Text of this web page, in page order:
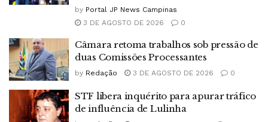
by Portal JP News Campinas
3 DE AGOSTO DE 2026
0
Câmara retoma trabalhos sob pressão de
duas Comissões Processantes
by Redação 3 DE AGOSTO DE 2026 0
STF libera inquérito para apurar tráfico
de influência de Lulinha